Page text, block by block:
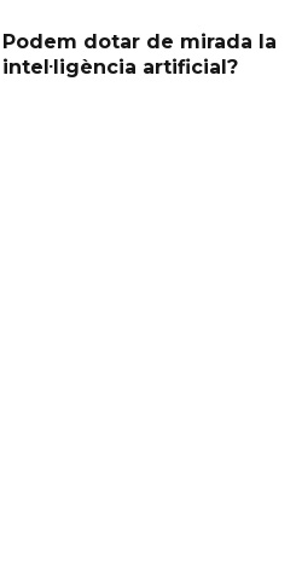
Podem dotar de mirada la
intel·ligència artificial?